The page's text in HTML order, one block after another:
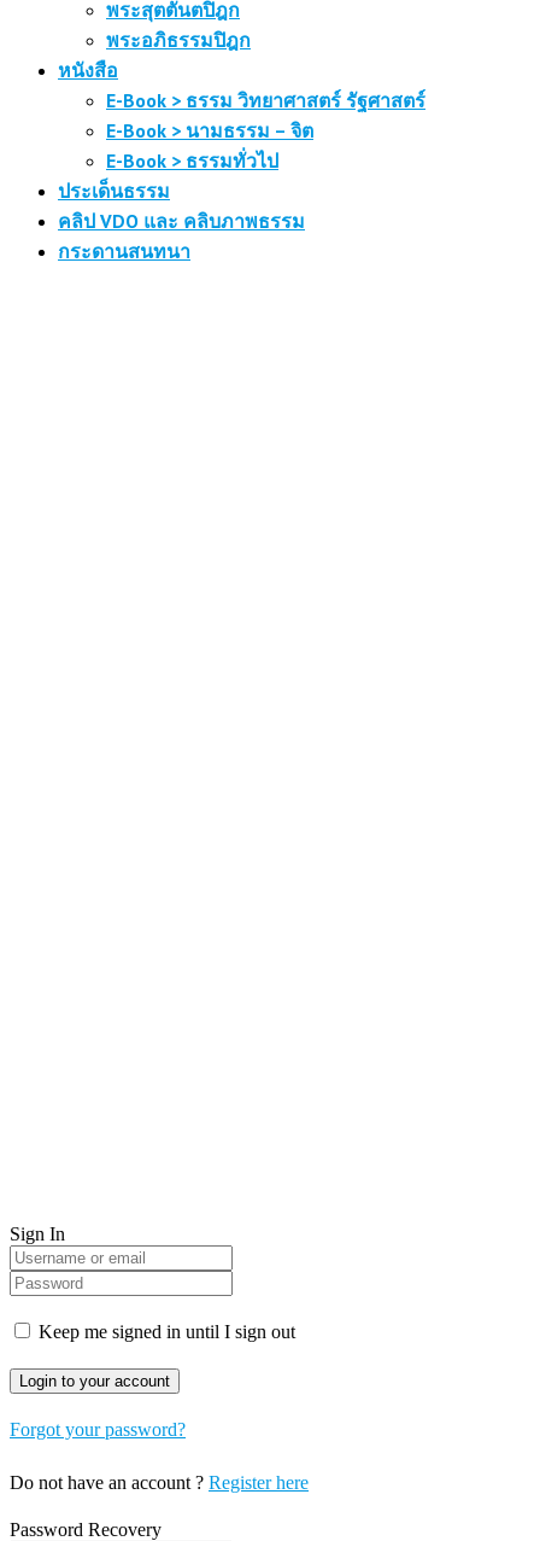
พระสุตตันตปิฎก
พระอภิธรรมปิฎก
หนังสือ
E-Book > ธรรม วิทยาศาสตร์ รัฐศาสตร์
E-Book > นามธรรม – จิต
E-Book > ธรรมทั่วไป
ประเด็นธรรม
คลิป VDO และ คลิบภาพธรรม
กระดานสนทนา
Sign In
Keep me signed in until I sign out
Forgot your password?
Do not have an account ? Register here
Password Recovery